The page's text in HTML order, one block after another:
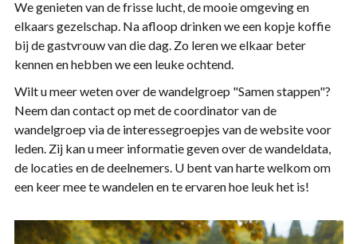
We genieten van de frisse lucht, de mooie omgeving en
elkaars gezelschap. Na afloop drinken we een kopje koffie
bij de gastvrouw van die dag. Zo leren we elkaar beter
kennen en hebben we een leuke ochtend.
Wilt u meer weten over de wandelgroep "Samen stappen"?
Neem dan contact op met de coordinator van de
wandelgroep via de interessegroepjes van de website voor
leden. Zij kan u meer informatie geven over de wandeldata,
de locaties en de deelnemers. U bent van harte welkom om
een keer mee te wandelen en te ervaren hoe leuk het is!